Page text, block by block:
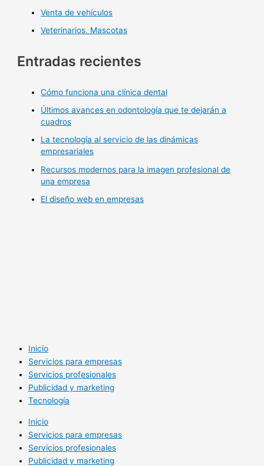
Venta de vehículos
Veterinarios. Mascotas
Entradas recientes
Cómo funciona una clínica dental
Últimos avances en odontología que te dejarán a
cuadros
La tecnología al servicio de las dinámicas
empresariales
Recursos modernos para la imagen profesional de
una empresa
El diseño web en empresas
Inicio
Servicios para empresas
Servicios profesionales
Publicidad y marketing
Tecnología
Inicio
Servicios para empresas
Servicios profesionales
Publicidad y marketing